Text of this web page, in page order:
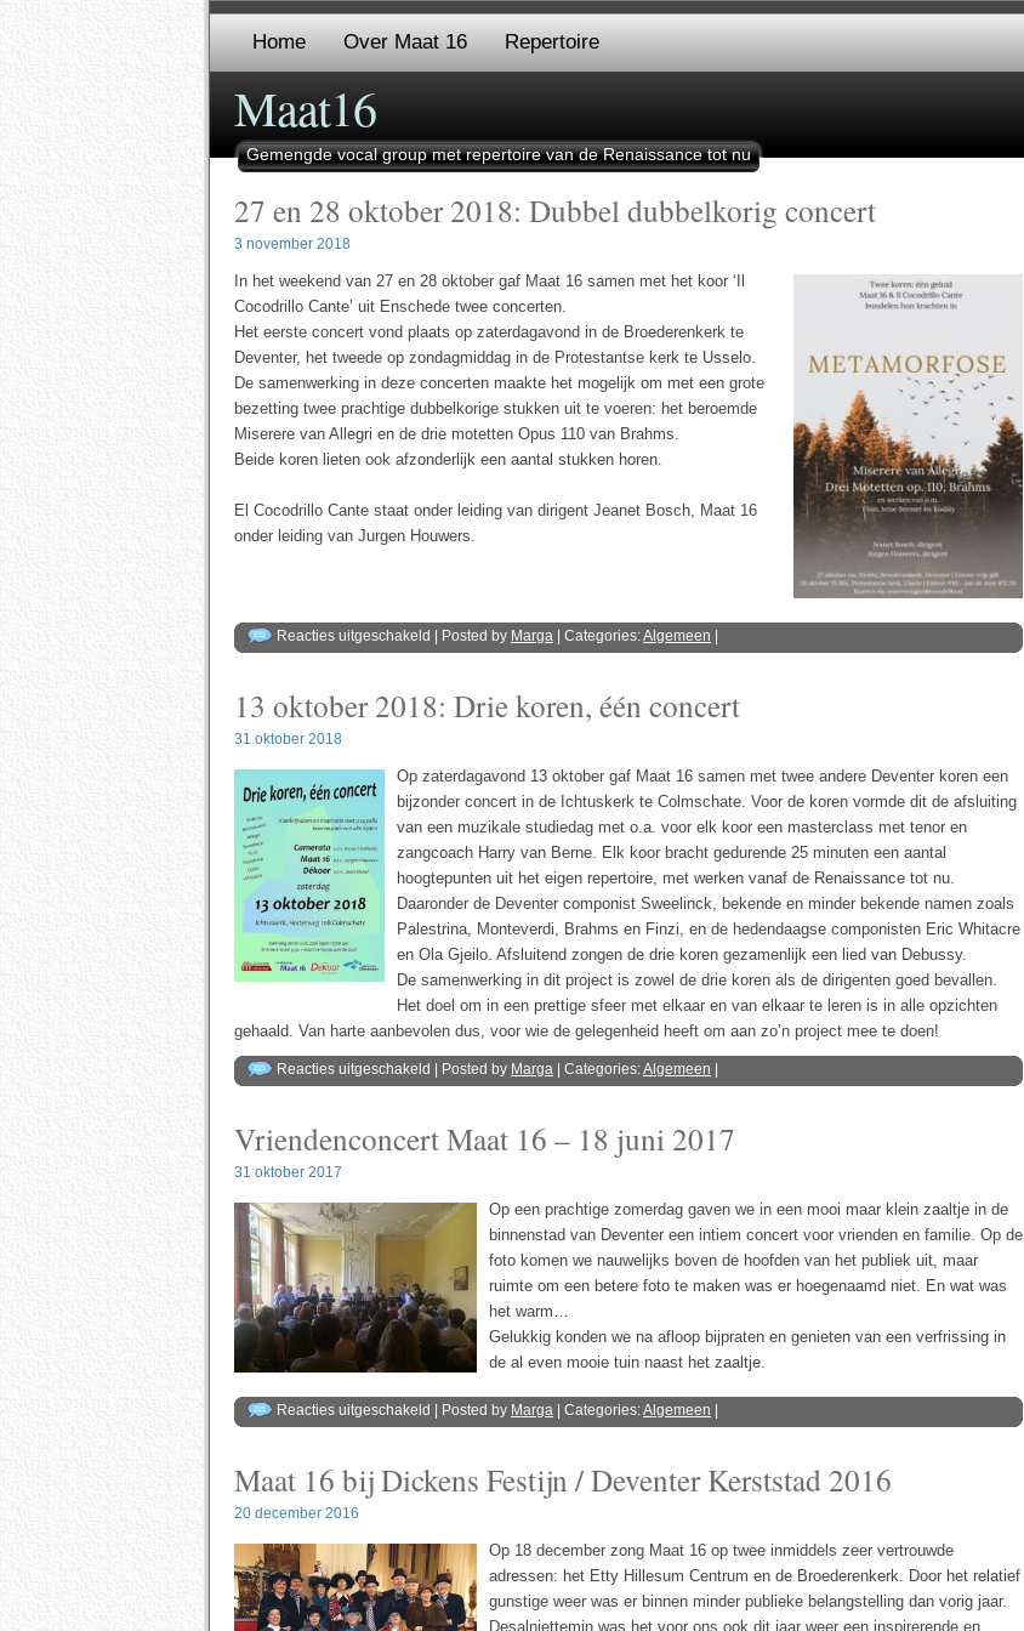
Home Over Maat 16 Repertoire
Maat16
Gemengde vocal group met repertoire van de Renaissance tot nu
27 en 28 oktober 2018: Dubbel dubbelkorig concert
3 november 2018
In het weekend van 27 en 28 oktober gaf Maat 16 samen met het koor ‘Il
Cocodrillo Cante’ uit Enschede twee concerten.
Het eerste concert vond plaats op zaterdagavond in de Broederenkerk te
Deventer, het tweede op zondagmiddag in de Protestantse kerk te Usselo.
De samenwerking in deze concerten maakte het mogelijk om met een grote
bezetting twee prachtige dubbelkorige stukken uit te voeren: het beroemde
Miserere van Allegri en de drie motetten Opus 110 van Brahms.
Beide koren lieten ook afzonderlijk een aantal stukken horen.
El Cocodrillo Cante staat onder leiding van dirigent Jeanet Bosch, Maat 16
onder leiding van Jurgen Houwers.
Reacties uitgeschakeld voor
27
oktober
2018:
Dubbel
| Posted by Marga | Categories:Algemeen
13 oktober 2018: Drie koren, één concert
31 oktober 2018
Op zaterdagavond 13 oktober gaf Maat 16 samen met twee andere Deventer koren een
bijzonder concert in de Ichtuskerk te Colmschate. Voor de koren vormde dit de afsluiting
van een muzikale studiedag met o.a. voor elk koor een masterclass met tenor en
zangcoach Harry van Berne. Elk koor bracht gedurende 25 minuten een aantal
hoogtepunten uit het eigen repertoire, met werken vanaf de Renaissance tot nu.
Daaronder de Deventer componist Sweelinck, bekende en minder bekende namen zoals
Palestrina, Monteverdi, Brahms en Finzi, en de hedendaagse componisten Eric Whitacre
en Ola Gjeilo. Afsluitend zongen de drie koren gezamenlijk een lied van Debussy.
De samenwerking in dit project is zowel de drie koren als de dirigenten goed bevallen.
Het doel om in een prettige sfeer met elkaar en van elkaar te leren is in alle opzichten
gehaald. Van harte aanbevolen dus, voor wie de gelegenheid heeft om aan zo’n project mee te doen!
Reacties uitgeschakeld voor
13
Drie
koren,
één
| Posted by Marga | Categories:Algemeen
Vriendenconcert Maat 16 – 18 juni 2017
31 oktober 2017
Op een prachtige zomerdag gaven we in een mooi maar klein zaaltje in de
binnenstad van Deventer een intiem concert voor vrienden en familie. Op de
foto komen we nauwelijks boven de hoofden van het publiek uit, maar
ruimte om een betere foto te maken was er hoegenaamd niet. En wat was
het warm…
Gelukkig konden we na afloop bijpraten en genieten van een verfrissing in
de al even mooie tuin naast het zaaltje.
Reacties uitgeschakeld voor
Vriendenconcert
18
juni
| Posted by Marga | Categories:Algemeen
Maat 16 bij Dickens Festijn / Deventer Kerststad 2016
20 december 2016
Op 18 december zong Maat 16 op twee inmiddels zeer vertrouwde
adressen: het Etty Hillesum Centrum en de Broederenkerk. Door het relatief
gunstige weer was er binnen minder publieke belangstelling dan vorig jaar.
Desalniettemin was het voor ons ook dit jaar weer een inspirerende en